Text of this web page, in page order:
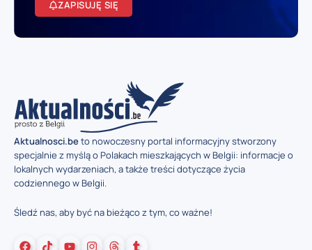
ZAPISUJĘ SIĘ
Aktualnosci.beto nowoczesny portal informacyjny stworzony
specjalnie z myślą o Polakach mieszkających w Belgii: informacje o
lokalnych wydarzeniach, a także treści dotyczące życia
codziennego w Belgii.
Śledź nas, aby być na bieżąco z tym, co ważne!